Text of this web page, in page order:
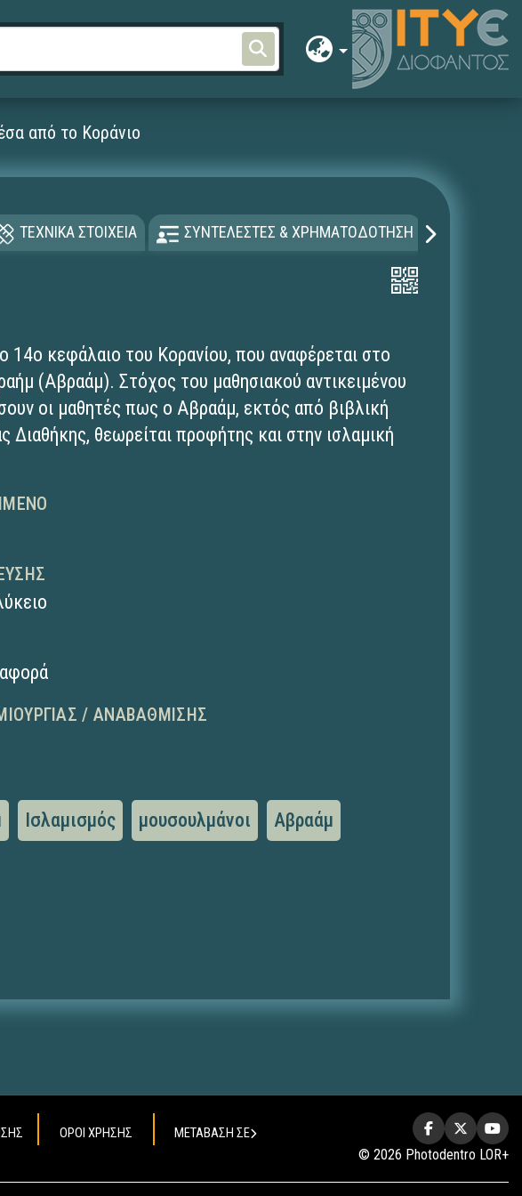
από το Κοράνιο
ΤΕΧΝΙΚΑ ΣΤΟΙΧΕΙΑ ΣΥΝΤΕΛΕΣΤΕΣ & ΧΡΗΜΑΤΟΔΟΤΗΣΗ
κεφάλαιο του Κορανίου, που αναφέρεται στο
(Αβραάμ). Στόχος του μαθησιακού αντικειμένου
οι μαθητές πως ο Αβραάμ, εκτός από βιβλική
Διαθήκης, θεωρείται προφήτης και στην ισλαμική
/ ΑΝΑΒΆΘΜΙΣΗΣ
Ισλαμισμός μουσουλμάνοι Αβραάμ
ΟΡΟΙ ΧΡΗΣΗΣ ΜΕΤΑΒΑΣΗ ΣΕ
© 2026 Photodentro LOR+